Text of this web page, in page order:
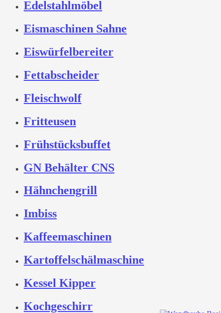
Edelstahlmöbel
Eismaschinen Sahne
Eiswürfelbereiter
Fettabscheider
Fleischwolf
Fritteusen
Frühstücksbuffet
GN Behälter CNS
Hähnchengrill
Imbiss
Kaffeemaschinen
Kartoffelschälmaschine
Kessel Kipper
Kochgeschirr